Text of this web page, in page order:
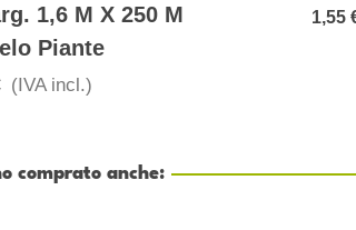
1,6 M X 250 M
Piante
(IVA incl.)
1,55
comprato anche: